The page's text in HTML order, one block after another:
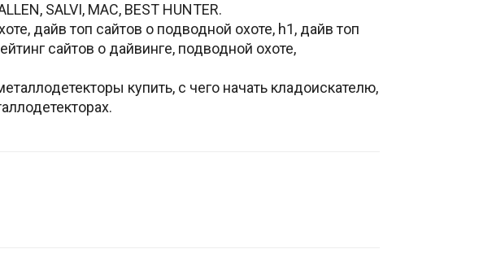
SALVI, MAC, BEST HUNTER.
дайв топ сайтов о подводной охоте, h1, дайв топ
сайтов о дайвинге, подводной охоте,
купить, с чего начать кладоискателю,